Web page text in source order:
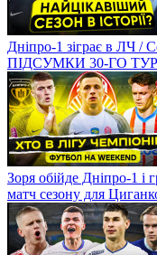
Дніпро-1 зіграє в ЛЧ /
ПІДСУМКИ 30-ГО
Зоря обійде Дніпро-1 і
матч сезону для